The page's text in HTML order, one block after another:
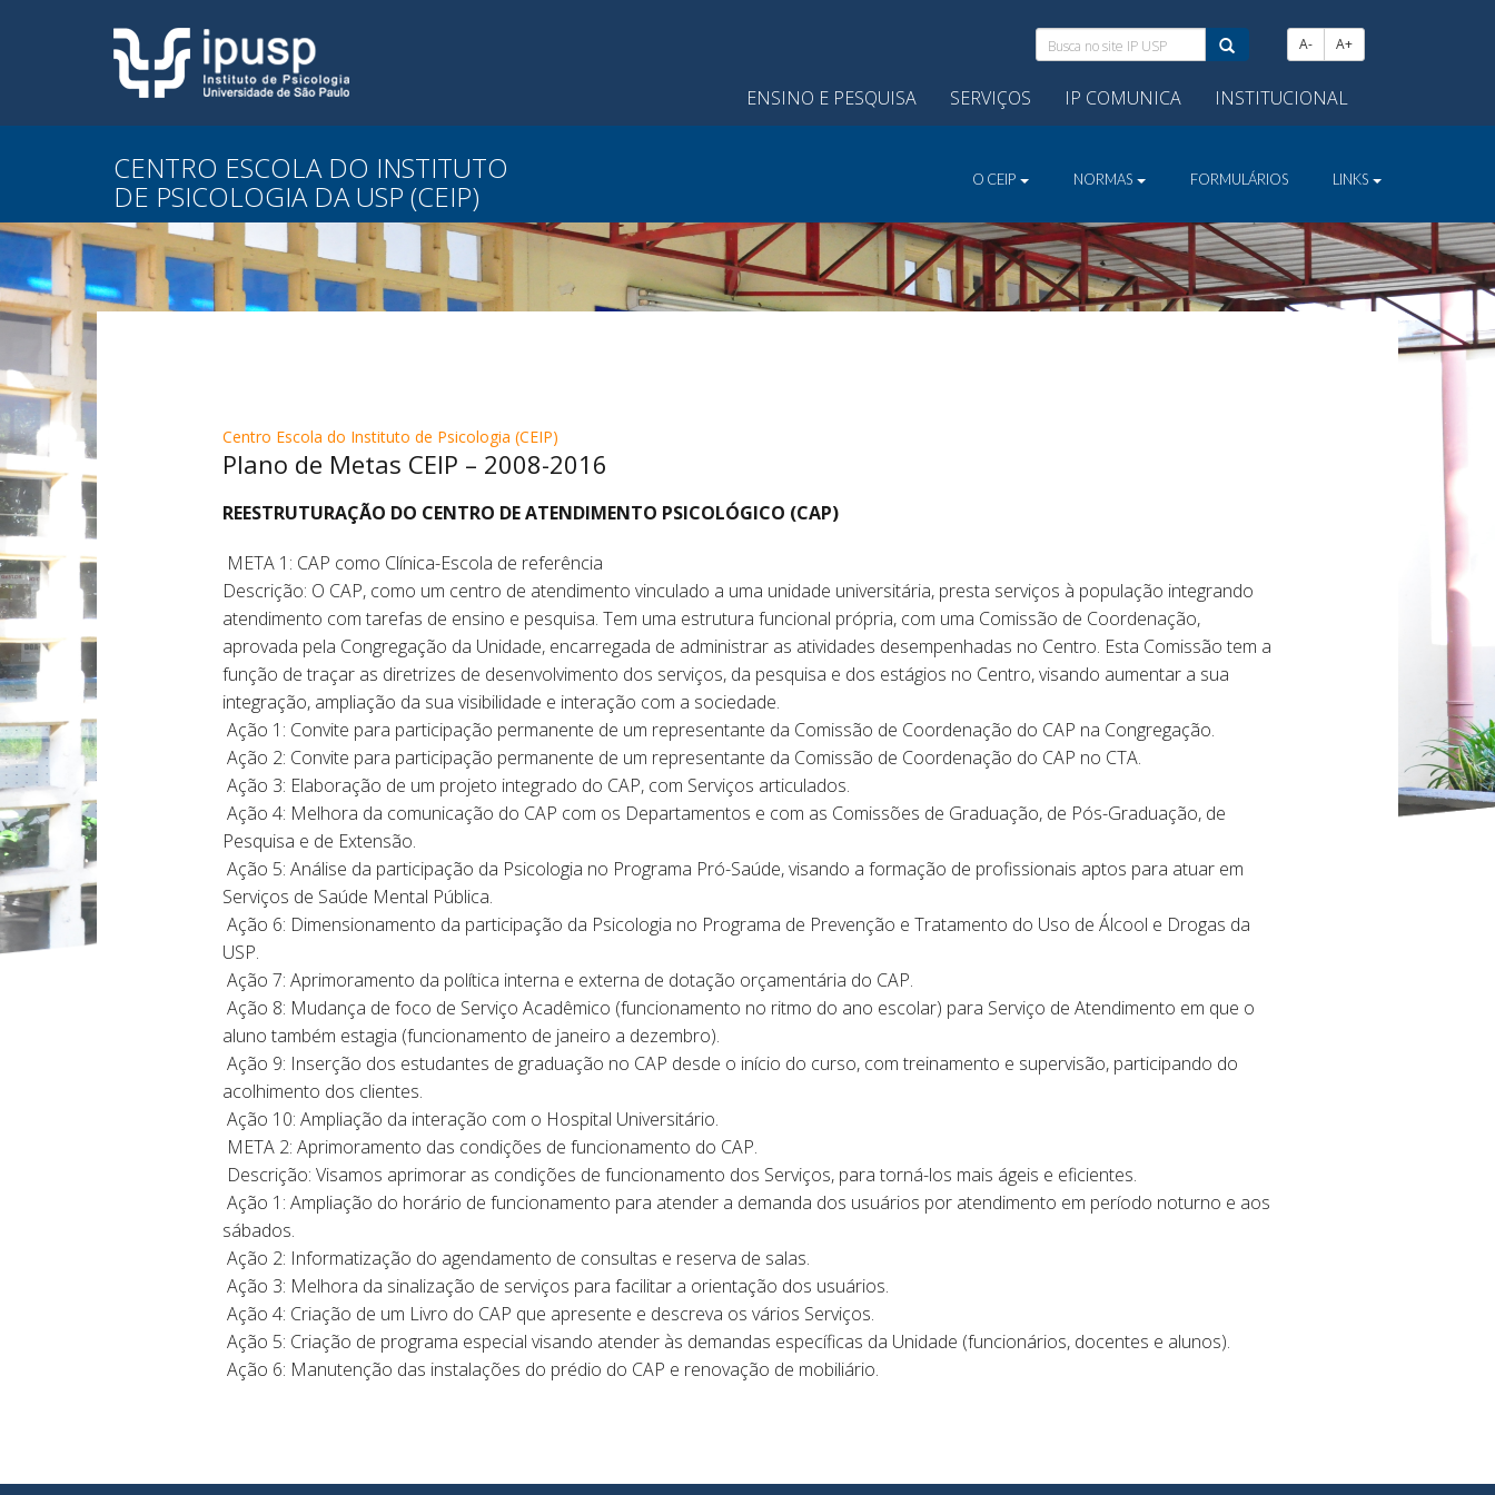
Busca
no
site
IP
A- A+
ENSINO E PESQUISA SERVIÇOS IP COMUNICA INSTITUCIONAL
CENTRO ESCOLA DO INSTITUTO
DE PSICOLOGIA DA USP (CEIP) O CEIP NORMAS FORMULÁRIOS LINKS
Centro Escola do Instituto de Psicologia (CEIP)
Plano de Metas CEIP – 2008-2016
REESTRUTURAÇÃO DO CENTRO DE ATENDIMENTO PSICOLÓGICO (CAP)
META 1: CAP como Clínica-Escola de referência
Descrição: O CAP, como um centro de atendimento vinculado a uma unidade universitária, presta serviços à população integrando
atendimento com tarefas de ensino e pesquisa. Tem uma estrutura funcional própria, com uma Comissão de Coordenação,
aprovada pela Congregação da Unidade, encarregada de administrar as atividades desempenhadas no Centro. Esta Comissão tem a
função de traçar as diretrizes de desenvolvimento dos serviços, da pesquisa e dos estágios no Centro, visando aumentar a sua
integração, ampliação da sua visibilidade e interação com a sociedade.
Ação 1: Convite para participação permanente de um representante da Comissão de Coordenação do CAP na Congregação.
Ação 2: Convite para participação permanente de um representante da Comissão de Coordenação do CAP no CTA.
Ação 3: Elaboração de um projeto integrado do CAP, com Serviços articulados.
Ação 4: Melhora da comunicação do CAP com os Departamentos e com as Comissões de Graduação, de Pós-Graduação, de
Pesquisa e de Extensão.
Ação 5: Análise da participação da Psicologia no Programa Pró-Saúde, visando a formação de profissionais aptos para atuar em
Serviços de Saúde Mental Pública.
Ação 6: Dimensionamento da participação da Psicologia no Programa de Prevenção e Tratamento do Uso de Álcool e Drogas da
USP.
Ação 7: Aprimoramento da política interna e externa de dotação orçamentária do CAP.
Ação 8: Mudança de foco de Serviço Acadêmico (funcionamento no ritmo do ano escolar) para Serviço de Atendimento em que o
aluno também estagia (funcionamento de janeiro a dezembro).
Ação 9: Inserção dos estudantes de graduação no CAP desde o início do curso, com treinamento e supervisão, participando do
acolhimento dos clientes.
Ação 10: Ampliação da interação com o Hospital Universitário.
META 2: Aprimoramento das condições de funcionamento do CAP.
Descrição: Visamos aprimorar as condições de funcionamento dos Serviços, para torná-los mais ágeis e eficientes.
Ação 1: Ampliação do horário de funcionamento para atender a demanda dos usuários por atendimento em período noturno e aos
sábados.
Ação 2: Informatização do agendamento de consultas e reserva de salas.
Ação 3: Melhora da sinalização de serviços para facilitar a orientação dos usuários.
Ação 4: Criação de um Livro do CAP que apresente e descreva os vários Serviços.
Ação 5: Criação de programa especial visando atender às demandas específicas da Unidade (funcionários, docentes e alunos).
Ação 6: Manutenção das instalações do prédio do CAP e renovação de mobiliário.